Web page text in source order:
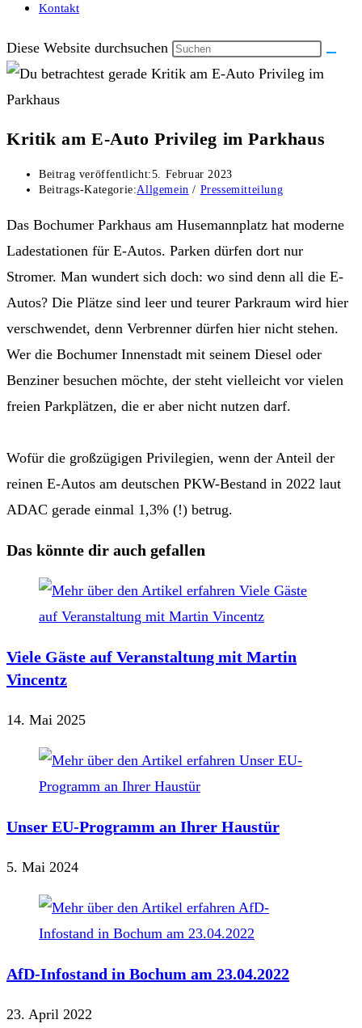
Kontakt
Diese Website durchsuchen
Kritik am E-Auto Privileg im Parkhaus
Beitrag veröffentlicht:5. Februar 2023
Beitrags-Kategorie:Allgemein / Pressemitteilung
Das Bochumer Parkhaus am Husemannplatz hat moderne
Ladestationen für E-Autos. Parken dürfen dort nur
Stromer. Man wundert sich doch: wo sind denn all die E-
Autos? Die Plätze sind leer und teurer Parkraum wird hier
verschwendet, denn Verbrenner dürfen hier nicht stehen.
Wer die Bochumer Innenstadt mit seinem Diesel oder
Benziner besuchen möchte, der steht vielleicht vor vielen
freien Parkplätzen, die er aber nicht nutzen darf.
Wofür die großzügigen Privilegien, wenn der Anteil der
reinen E-Autos am deutschen PKW-Bestand in 2022 laut
ADAC gerade einmal 1,3% (!) betrug.
Das könnte dir auch gefallen
Viele Gäste auf Veranstaltung mit Martin
Vincentz
14. Mai 2025
Unser EU-Programm an Ihrer Haustür
5. Mai 2024
AfD-Infostand in Bochum am 23.04.2022
23. April 2022